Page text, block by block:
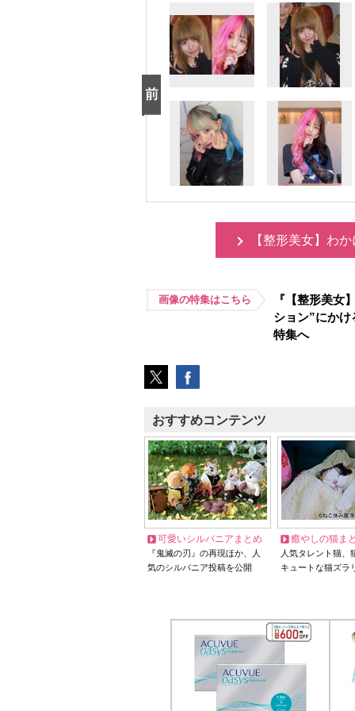
【整形美女】わ
画像の特集はこちら
『【整形美女
ション”にか
特集へ
おすすめコンテンツ
可愛いシルバニアまとめ
『鬼滅の刃』の再現ほか、人
気のシルバニア投稿を公開
癒やしの猫ま
人気タレント猫
キュートな猫ズラ